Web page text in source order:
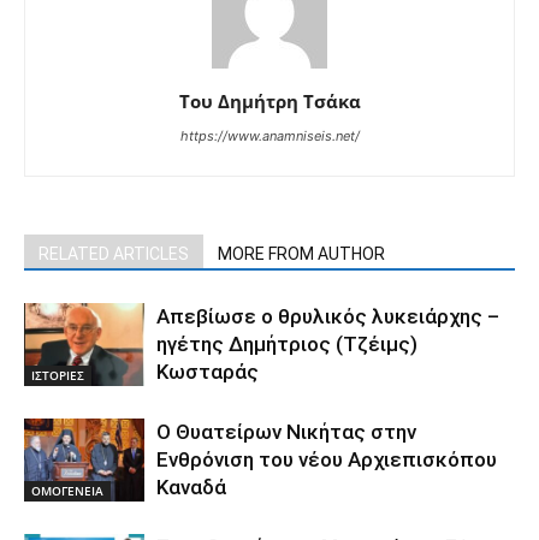
Του Δημήτρη Τσάκα
https://www.anamniseis.net/
RELATED ARTICLES MORE FROM AUTHOR
ΙΣΤΟΡΙΕΣ
Απεβίωσε ο θρυλικός λυκειάρχης –
ηγέτης Δημήτριος (Τζέιμς)
Κωσταράς
ΟΜΟΓΕΝΕΙΑ
O Θυατείρων Νικήτας στην
Ενθρόνιση του νέου Αρχιεπισκόπου
Καναδά